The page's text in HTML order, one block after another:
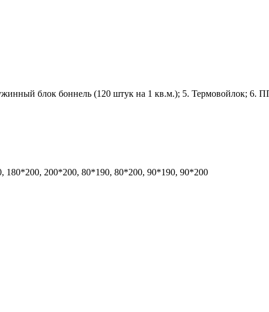
блок боннель (120 штук на 1 кв.м.); 5. Термовойлок; 6.
180*200, 200*200, 80*190, 80*200, 90*190, 90*200